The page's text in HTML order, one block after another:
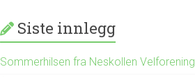
Siste innlegg
Sommerhilsen fra Neskollen Velforening